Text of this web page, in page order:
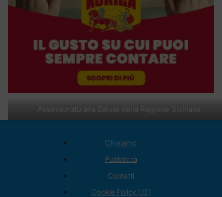
Assessorato alla Salute della Regione Siciliana
Chi siamo
Pubblicità
Contatti
Cookie Policy (UE)